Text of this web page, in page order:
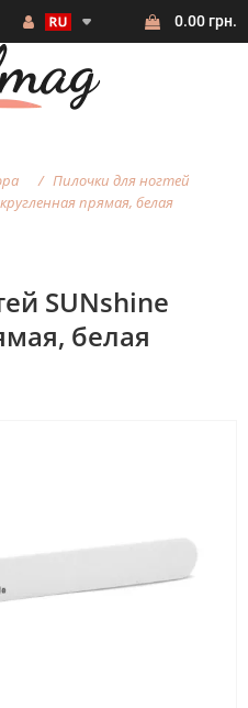
0.00 грн.
Пилочки для ногтей
прямая, белая
SUNshine
белая